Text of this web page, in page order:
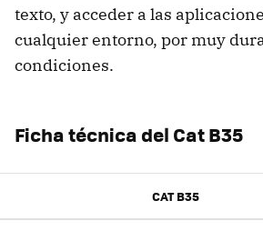
texto, y acceder a las
cualquier entorno, por muy
condiciones.
Ficha técnica del Cat B35
CAT B35